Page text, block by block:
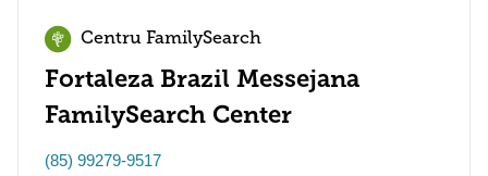
Centru FamilySearch
Fortaleza Brazil Messejana
FamilySearch Center
(85) 99279-9517